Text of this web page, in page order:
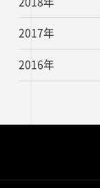
2017年
2016年